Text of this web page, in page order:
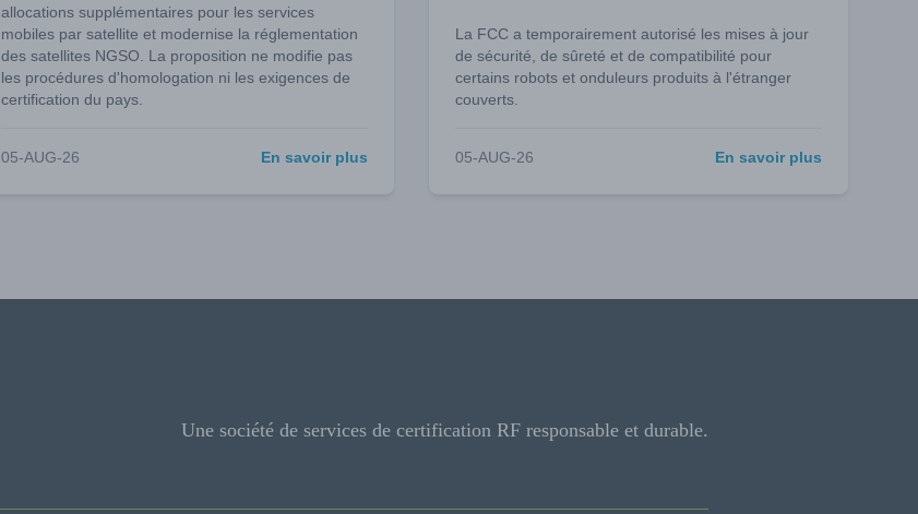
allocations supplémentaires pour les services
mobiles par satellite et modernise la réglementation
des satellites NGSO. La proposition ne modifie pas
les procédures d'homologation ni les exigences de
certification du pays.
05-AUG-26 En savoir plus
La FCC a temporairement autorisé les mises à jour
de sécurité, de sûreté et de compatibilité pour
certains robots et onduleurs produits à l'étranger
couverts.
05-AUG-26 En savoir plus
Une société de services de certification RF responsable et durable.